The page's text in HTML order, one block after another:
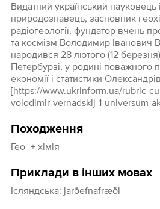
Видатний український науковець
природознавець, засновник
радіогеології, фундатор вчень
та космізм Володимир Іванович
народився 28 лютого (12
Петербурзі, у родині поважного
економії і статистики
[https://www.ukrinform.ua/rubric-
volodimir-vernadskij-1-universum-
Походження
Гео- + хімія
Приклади в інших мовах
Ісляндська: jarðefnafræði